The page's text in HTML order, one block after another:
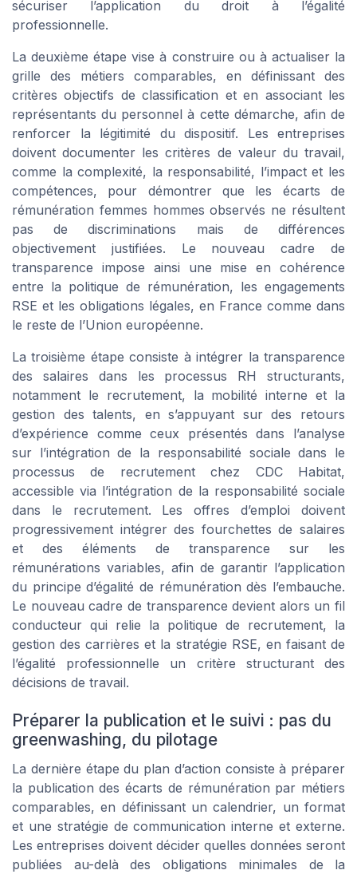
sécuriser l’application du droit à l’égalité
professionnelle.
La deuxième étape vise à construire ou à actualiser la
grille des métiers comparables, en définissant des
critères objectifs de classification et en associant les
représentants du personnel à cette démarche, afin de
renforcer la légitimité du dispositif. Les entreprises
doivent documenter les critères de valeur du travail,
comme la complexité, la responsabilité, l’impact et les
compétences, pour démontrer que les écarts de
rémunération femmes hommes observés ne résultent
pas de discriminations mais de différences
objectivement justifiées. Le nouveau cadre de
transparence impose ainsi une mise en cohérence
entre la politique de rémunération, les engagements
RSE et les obligations légales, en France comme dans
le reste de l’Union européenne.
La troisième étape consiste à intégrer la transparence
des salaires dans les processus RH structurants,
notamment le recrutement, la mobilité interne et la
gestion des talents, en s’appuyant sur des retours
d’expérience comme ceux présentés dans l’analyse
sur l’intégration de la responsabilité sociale dans le
processus de recrutement chez CDC Habitat,
accessible via l’intégration de la responsabilité sociale
dans le recrutement. Les offres d’emploi doivent
progressivement intégrer des fourchettes de salaires
et des éléments de transparence sur les
rémunérations variables, afin de garantir l’application
du principe d’égalité de rémunération dès l’embauche.
Le nouveau cadre de transparence devient alors un fil
conducteur qui relie la politique de recrutement, la
gestion des carrières et la stratégie RSE, en faisant de
l’égalité professionnelle un critère structurant des
décisions de travail.
Préparer la publication et le suivi : pas du
greenwashing, du pilotage
La dernière étape du plan d’action consiste à préparer
la publication des écarts de rémunération par métiers
comparables, en définissant un calendrier, un format
et une stratégie de communication interne et externe.
Les entreprises doivent décider quelles données seront
publiées au-delà des obligations minimales de la